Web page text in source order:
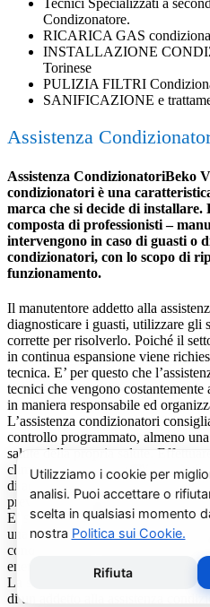
Condizonatore.
RICARICA GAS
INSTALLAZIONE
Torinese
PULIZIA FILTRI
SANIFICAZIONE e
Assistenza
Assistenza CondizionatoriBeko
condizionatori è una
marca che si decide di installare.
composta di professionisti –
intervengono in caso di guasti o
condizionatori, con lo scopo di
funzionamento.
Il manutentore addetto alla
diagnosticare i guasti, utilizzare gli
corrette per risolverlo. Poiché il
in continua espansione viene
tecnica. E’ per questo che
tecnici che vengono
in maniera responsabile ed
L’assistenza condizionatori
controllo programmato, almeno
salute della propria salute.
climatizzatori con modalità
di acari, polveri, pollini e muffe
previene il prolificarsi del batterio
E’ sempre possibile richiedere al
una consulenza gratuita per un
condizionatore o sulle ultime
energetico.
La salute e il benessere sono
di un addetto alla assistenza